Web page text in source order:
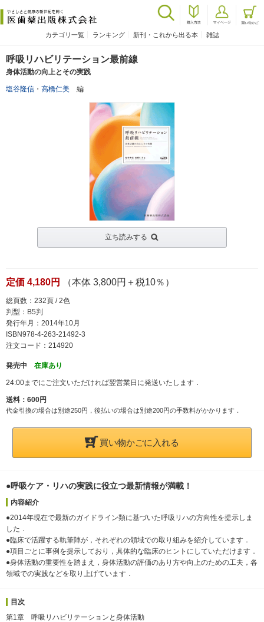
カテゴリ一覧 ランキング 新刊・これから出る本 雑誌
呼吸リハビリテーション最前線
身体活動の向上とその実践
塩谷隆信 ・ 高橋仁美 編
立ち読みする
定価 4,180円 （本体 3,800円＋税10％）
総頁数：232頁 / 2色
判型：B5判
発行年月：2014年10月
ISBN978-4-263-21492-3
注文コード：214920
発売中 在庫あり
24:00までにご注文いただければ翌営業日に発送いたします．
送料：600円
代金引換の場合は別途250円，後払いの場合は別途200円の手数料がかかります．
買い物かごに入れる
●呼吸ケア・リハの実践に役立つ最新情報が満載！
内容紹介
●2014年現在で最新のガイドライン類に基づいた呼吸リハの方向性を提示しま
した．
●臨床で活躍する執筆陣が，それぞれの領域での取り組みを紹介しています．
●項目ごとに事例を提示しており，具体的な臨床のヒントにしていただけます．
●身体活動の重要性を踏まえ，身体活動の評価のあり方や向上のための工夫，各
領域での実践などを取り上げています．
目次
第1章 呼吸リハビリテーションと身体活動